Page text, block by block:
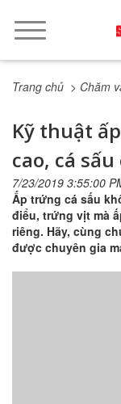
Trang chủ > Chăm
Kỹ thuật
cao, cá
7/23/2019 3:55:00
Ấp trứng cá sấu
điểu, trứng vịt mà
riêng. Hãy, cùng
được chuyên gia